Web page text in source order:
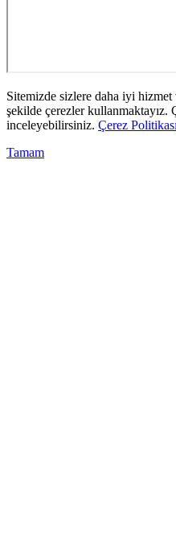
Sitemizde sizlere daha iyi
şekilde çerezler kullanmaktayız.
inceleyebilirsiniz. Çerez Politikası
Tamam